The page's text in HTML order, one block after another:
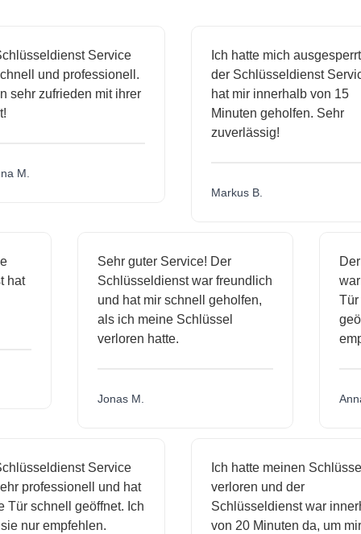
Service
und professionell.
zufrieden mit ihrer
Ich hatte mich ausgesperrt
der Schlüsseldienst Service
hat mir innerhalb von 15
Minuten geholfen. Sehr
zuverlässig!
Markus B.
hat
Sehr guter Service! Der
Schlüsseldienst war freundlich
und hat mir schnell geholfen,
als ich meine Schlüssel
verloren hatte.
Jonas M.
Service
professionell und hat
schnell geöffnet. Ich
nur empfehlen.
Ich hatte meinen Schlüssel
verloren und der
Schlüsseldienst war
von 20 Minuten da, um mir